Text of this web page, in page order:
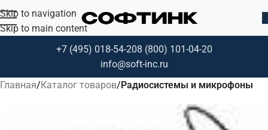
Skip to navigation
Skip to main content
+7 (495) 018-54-208 (800) 101-04-20
info@soft-inc.ru
Главная Каталог товаров Радиосистемы и микрофоны